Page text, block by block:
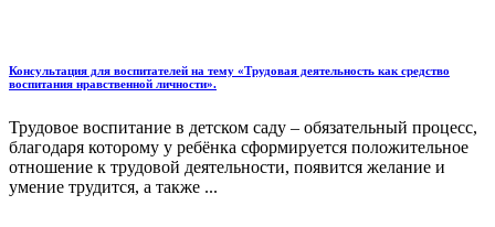
Консультация для воспитателей на тему «Трудовая деятельность как средство
воспитания нравственной личности».
Трудовое воспитание в детском саду – обязательный процесс,
благодаря которому у ребёнка сформируется положительное
отношение к трудовой деятельности, появится желание и
умение трудится, а также ...